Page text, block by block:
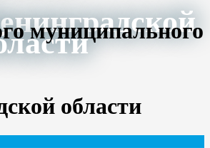
муниципального
области